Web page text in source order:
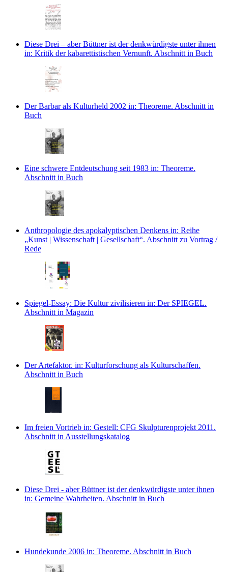
Diese Drei – aber Büttner ist der denkwürdigste unter ihnen
in: Kritik der kabarettistischen Vernunft. Abschnitt in Buch
Der Barbar als Kulturheld 2002 in: Theoreme. Abschnitt in
Buch
Eine schwere Entdeutschung seit 1983 in: Theoreme.
Abschnitt in Buch
Anthropologie des apokalyptischen Denkens in: Reihe
„Kunst | Wissenschaft | Gesellschaft“. Abschnitt zu Vortrag /
Rede
Spiegel-Essay: Die Kultur zivilisieren in: Der SPIEGEL.
Abschnitt in Magazin
Der Artefaktor. in: Kulturforschung als Kulturschaffen.
Abschnitt in Buch
Im freien Vortrieb in: Gestell: CFG Skulpturenprojekt 2011.
Abschnitt in Ausstellungskatalog
Diese Drei - aber Büttner ist der denkwürdigste unter ihnen
in: Gemeine Wahrheiten. Abschnitt in Buch
Hundekunde 2006 in: Theoreme. Abschnitt in Buch